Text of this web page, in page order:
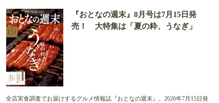
『おとなの週末』8月号は7月15日発
売！ 大特集は「夏の粋、うなぎ」
全店実食調査でお届けするグルメ情報誌『おとなの週末』。2026年7月15日発